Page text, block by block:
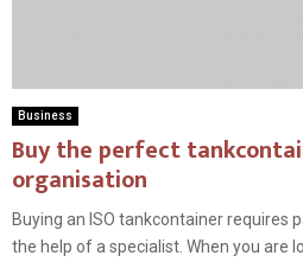
Business
Buy the perfect
organisation
Buying an ISO tankcontainer requires
the help of a specialist. When you are